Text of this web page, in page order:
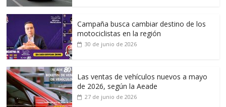
Campaña busca cambiar destino de los
motociclistas en la región
30 de junio de 2026
Las ventas de vehículos nuevos a mayo
de 2026, según la Aeade
27 de junio de 2026